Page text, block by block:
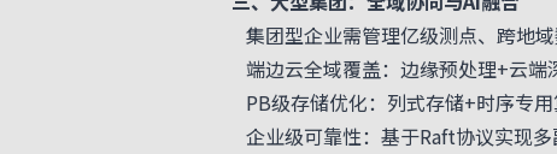
集团型企业需管理亿级测点、跨地域
端边云全域覆盖：边缘预处理+云端
PB级存储优化：列式存储+时序专用
企业级可靠性：基于Raft协议实现多